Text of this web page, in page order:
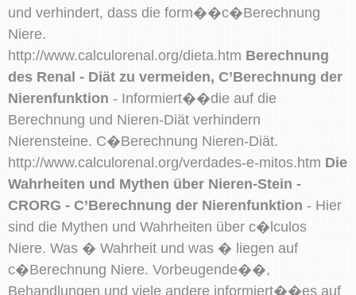
und verhindert, dass die form��c�Berechnung
Niere.
http://www.calculorenal.org/dieta.htm Berechnung
des Renal - Diät zu vermeiden, C’Berechnung der
Nierenfunktion - Informiert��die auf die
Berechnung und Nieren-Diät verhindern
Nierensteine. C�Berechnung Nieren-Diät.
http://www.calculorenal.org/verdades-e-mitos.htm Die
Wahrheiten und Mythen über Nieren-Stein -
CRORG - C’Berechnung der Nierenfunktion - Hier
sind die Mythen und Wahrheiten über c�lculos
Niere. Was � Wahrheit und was � liegen auf
c�Berechnung Niere. Vorbeugende��,
Behandlungen und viele andere informiert��es auf